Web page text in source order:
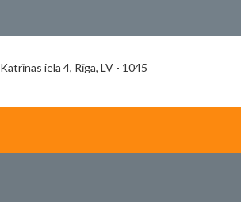
Katrīnas iela 4, Rīga, LV - 1045